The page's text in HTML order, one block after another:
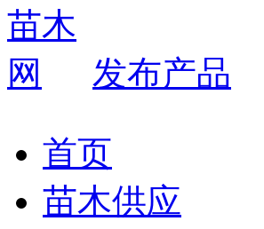
发布产品
首页
苗木供应